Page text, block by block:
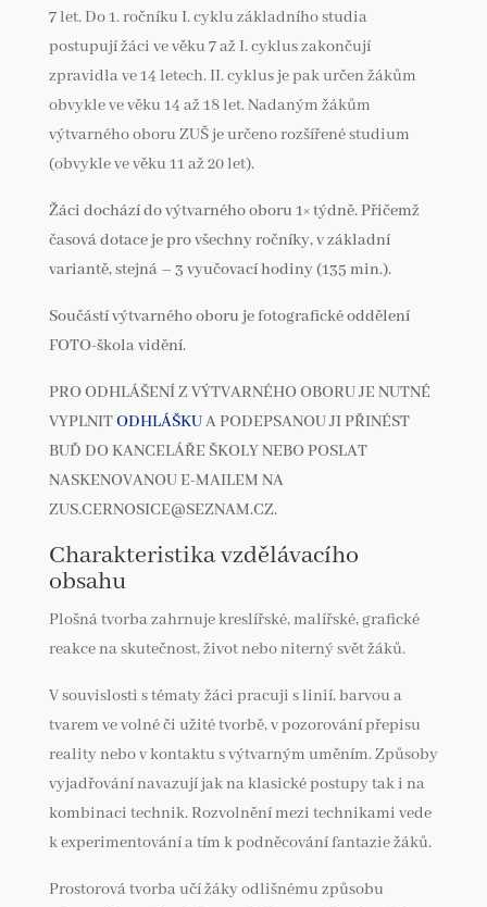
7 let. Do 1. ročníku I. cyklu základního studia
postupují žáci ve věku 7 až I. cyklus zakončují
zpravidla ve 14 letech. II. cyklus je pak určen žákům
obvykle ve věku 14 až 18 let. Nadaným žákům
výtvarného oboru ZUŠ je určeno rozšířené studium
(obvykle ve věku 11 až 20 let).
Žáci dochází do výtvarného oboru 1× týdně. Přičemž
časová dotace je pro všechny ročníky, v základní
variantě, stejná – 3 vyučovací hodiny (135 min.).
Součástí výtvarného oboru je fotografické oddělení
FOTO-škola vidění.
PRO ODHLÁŠENÍ Z VÝTVARNÉHO OBORU JE NUTNÉ
VYPLNITODHLÁŠKUA PODEPSANOU JI PŘINÉST
BUĎ DO KANCELÁŘE ŠKOLY NEBO POSLAT
NASKENOVANOU E-MAILEM NA
ZUS.CERNOSICE@SEZNAM.CZ.
Charakteristika vzdělávacího
obsahu
Plošná tvorba zahrnuje kreslířské, malířské, grafické
reakce na skutečnost, život nebo niterný svět žáků.
V souvislosti s tématy žáci pracuji s linií, barvou a
tvarem ve volné či užité tvorbě, v pozorování přepisu
reality nebo v kontaktu s výtvarným uměním. Způsoby
vyjadřování navazují jak na klasické postupy tak i na
kombinaci technik. Rozvolnění mezi technikami vede
k experimentování a tím k podněcování fantazie žáků.
Prostorová tvorba učí žáky odlišnému způsobu